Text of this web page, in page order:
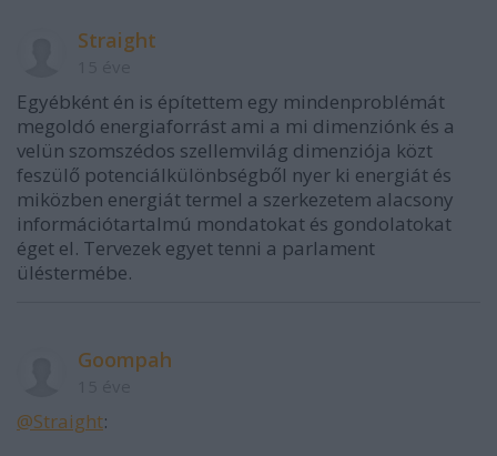
Straight
Egyébként én is építettem egy mindenproblémát
megoldó energiaforrást ami a mi dimenziónk és a
velün szomszédos szellemvilág dimenziója közt
feszülő potenciálkülönbségből nyer ki energiát és
miközben energiát termel a szerkezetem alacsony
információtartalmú mondatokat és gondolatokat
éget el. Tervezek egyet tenni a parlament
üléstermébe.
Goompah
@Straight: